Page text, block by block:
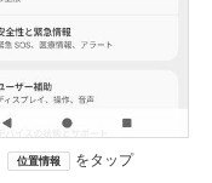
位置情報 をタップ